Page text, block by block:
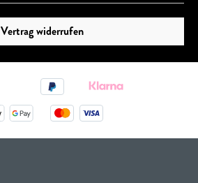
Vertrag widerrufen